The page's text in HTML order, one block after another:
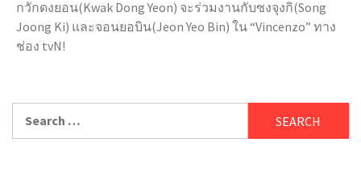
กวักดงยอน(Kwak Dong Yeon) จะร่วมงานกับซงจุงกิ(Song
Joong Ki) และจอนยอบิน(Jeon Yeo Bin) ใน “Vincenzo” ทาง
ช่อง tvN!